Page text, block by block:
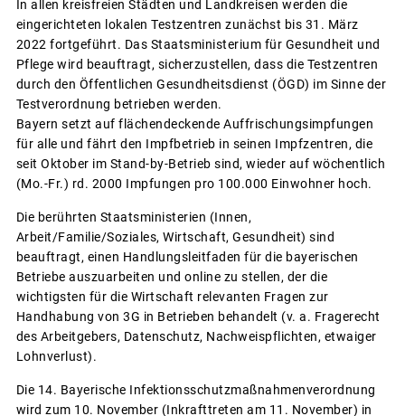
In allen kreisfreien Städten und Landkreisen werden die
eingerichteten lokalen Testzentren zunächst bis 31. März
2022 fortgeführt. Das Staatsministerium für Gesundheit und
Pflege wird beauftragt, sicherzustellen, dass die Testzentren
durch den Öffentlichen Gesundheitsdienst (ÖGD) im Sinne der
Testverordnung betrieben werden.
Bayern setzt auf flächendeckende Auffrischungsimpfungen
für alle und fährt den Impfbetrieb in seinen Impfzentren, die
seit Oktober im Stand-by-Betrieb sind, wieder auf wöchentlich
(Mo.-Fr.) rd. 2000 Impfungen pro 100.000 Einwohner hoch.
Die berührten Staatsministerien (Innen,
Arbeit/Familie/Soziales, Wirtschaft, Gesundheit) sind
beauftragt, einen Handlungsleitfaden für die bayerischen
Betriebe auszuarbeiten und online zu stellen, der die
wichtigsten für die Wirtschaft relevanten Fragen zur
Handhabung von 3G in Betrieben behandelt (v. a. Fragerecht
des Arbeitgebers, Datenschutz, Nachweispflichten, etwaiger
Lohnverlust).
Die 14. Bayerische Infektionsschutzmaßnahmenverordnung
wird zum 10. November (Inkrafttreten am 11. November) in